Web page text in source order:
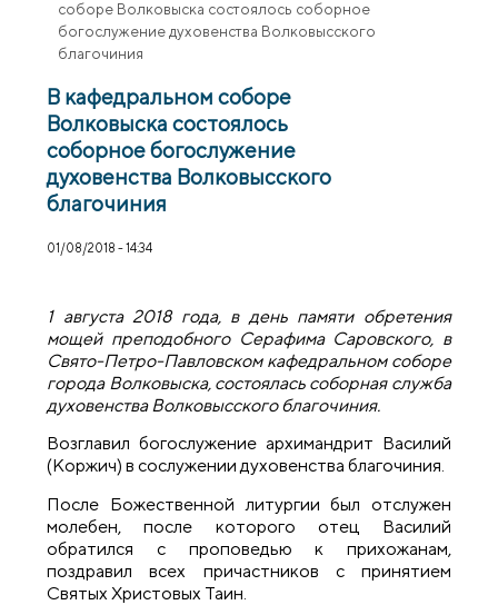
соборе Волковыска состоялось соборное
богослужение духовенства Волковысского
благочиния
В кафедральном соборе
Волковыска состоялось
соборное богослужение
духовенства Волковысского
благочиния
01/08/2018 - 14:34
1 августа 2018 года, в день памяти обретения
мощей преподобного Серафима Саровского, в
Свято-Петро-Павловском кафедральном соборе
города Волковыска, состоялась соборная служба
духовенства Волковысского благочиния.
Возглавил богослужение архимандрит Василий
(Коржич) в сослужении духовенства благочиния.
После Божественной литургии был отслужен
молебен, после которого отец Василий
обратился с проповедью к прихожанам,
поздравил всех причастников с принятием
Святых Христовых Таин.